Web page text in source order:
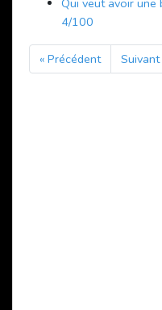
Qui veut avoir une
4/100
« Précédent Suivant